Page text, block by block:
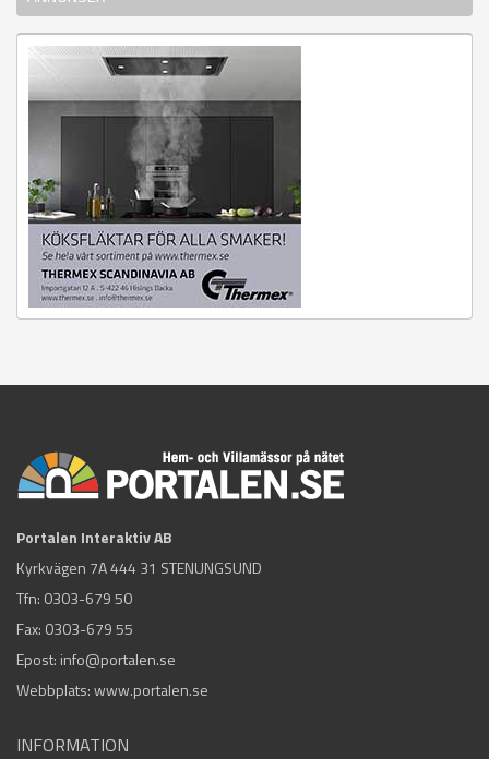
Portalen Interaktiv AB
Kyrkvägen 7A 444 31 STENUNGSUND
Tfn: 0303-679 50
Fax: 0303-679 55
Epost: info@portalen.se
Webbplats: www.portalen.se
INFORMATION